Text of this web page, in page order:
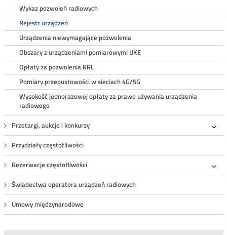
Wykaz pozwoleń radiowych
Rejestr urządzeń
Urządzenia niewymagające pozwolenia
Obszary z urządzeniami pomiarowymi UKE
Opłaty za pozwolenia RRL
Pomiary przepustowości w sieciach 4G/5G
Wysokość jednorazowej opłaty za prawo używania urządzenia
radiowego
Przetargi, aukcje i konkursy
Przydziały częstotliwości
Rezerwacje częstotliwości
Świadectwa operatora urządzeń radiowych
Umowy międzynarodowe